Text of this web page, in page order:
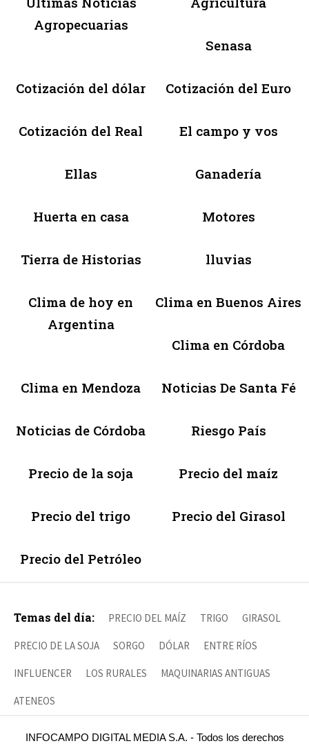
Agropecuarias
Senasa
Cotización del dólar Cotización del Euro
Cotización del Real El campo y vos
Ellas Ganadería
Huerta en casa Motores
Tierra de Historias lluvias
Clima de hoy en
Argentina
Clima en Buenos Aires
Clima en Córdoba
Clima en Mendoza Noticias De Santa Fé
Noticias de Córdoba Riesgo País
Precio de la soja Precio del maíz
Precio del trigo Precio del Girasol
Precio del Petróleo
Temas del día: PRECIO DEL MAÍZ TRIGO GIRASOL
PRECIO DE LA SOJA SORGO DÓLAR ENTRE RÍOS
INFLUENCER LOS RURALES MAQUINARIAS ANTIGUAS
ATENEOS
INFOCAMPO DIGITAL MEDIA S.A. - Todos los derechos